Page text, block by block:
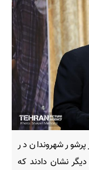
حضور پرشور شهروندان در
نشان دادند که